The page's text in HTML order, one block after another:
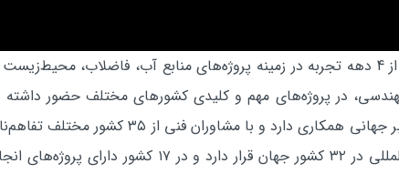
شرکت مهندسی مشاور مهاب قدس با داشتن بیش از 4 دهه تجربه در زمینه پروژه‌های
در پروژه‌های مهم و کلیدی کشورهای مختلف حضور
گذاشته است. مهاب ‌قدس با بیش از 30 شرکت
قدس، هم‌اکنون در فهرست منتخب کارفرمایان